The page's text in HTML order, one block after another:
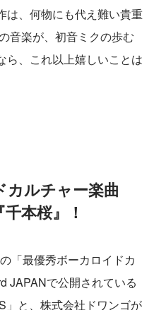
は、何物にも代え難い貴重
音楽が、初音ミクの歩む
ら、これ以上嬉しいことは
カルチャー楽曲
本桜』！
「最優秀ボーカロイドカ
JAPANで公開されている
」と、株式会社ドワンゴが